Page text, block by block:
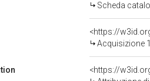
Scheda
<https://
Acquisizione